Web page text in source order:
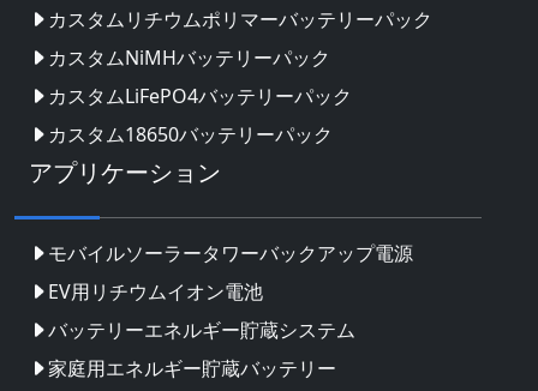
カスタムリチウムポリマーバッテリーパック
カスタムNiMHバッテリーパック
カスタムLiFePO4バッテリーパック
カスタム18650バッテリーパック
アプリケーション
モバイルソーラータワーバックアップ電源
EV用リチウムイオン電池
バッテリーエネルギー貯蔵システム
家庭用エネルギー貯蔵バッテリー